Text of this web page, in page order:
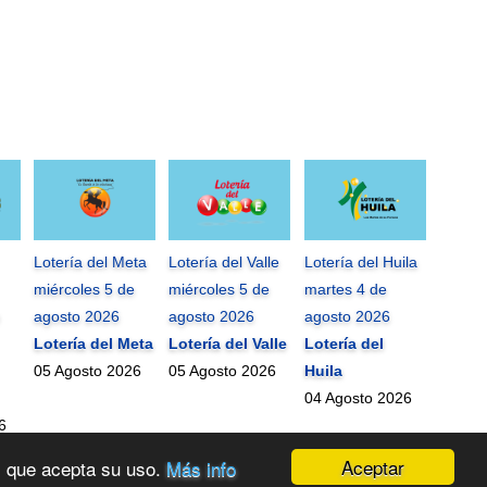
Aceptar
que acepta su uso.Más info
Lotería del Meta
miércoles 5 de
agosto 2026
Lotería del Meta
05 Agosto 2026
Lotería del Valle
miércoles 5 de
agosto 2026
Lotería del Valle
05 Agosto 2026
Lotería del Huila
martes 4 de
agosto 2026
Lotería del
Huila
04 Agosto 2026